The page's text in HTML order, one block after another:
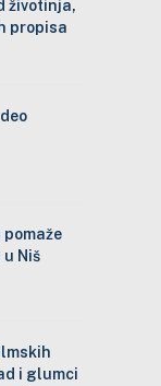
životinja,
propisa
pomaže
Niš
i glumci